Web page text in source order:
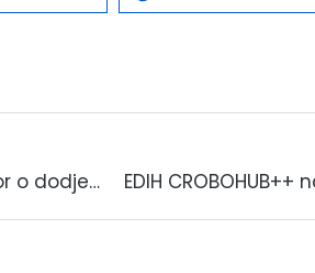
EDIH CROBOHUB++: Potpisan Ugovor o dodjeli bespovratnih sredstava